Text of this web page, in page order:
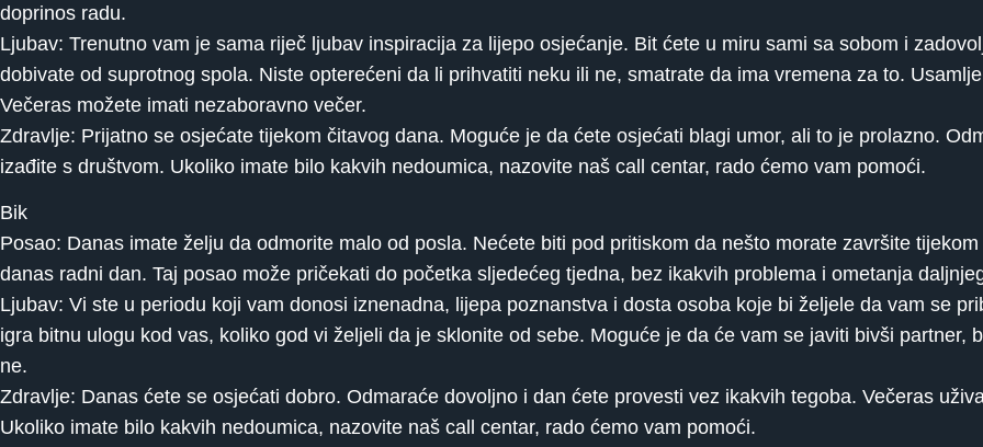
doprinos radu.
Ljubav: Trenutno vam je sama riječ ljubav inspiracija za lijepo osjećanje. Bit ćete u miru sami sa sobom i
dobivate od suprotnog spola. Niste opterećeni da li prihvatiti neku ili ne, smatrate da ima vremena za to.
Večeras možete imati nezaboravno večer.
Zdravlje: Prijatno se osjećate tijekom čitavog dana. Moguće je da ćete osjećati blagi umor, ali to je prolazno.
izađite s društvom. Ukoliko imate bilo kakvih nedoumica, nazovite naš call centar, rado ćemo vam pomoći.
Bik
Posao: Danas imate želju da odmorite malo od posla. Nećete biti pod pritiskom da nešto morate završite
danas radni dan. Taj posao može pričekati do početka sljedećeg tjedna, bez ikakvih problema i ometanja
Ljubav: Vi ste u periodu koji vam donosi iznenadna, lijepa poznanstva i dosta osoba koje bi željele da vam se
igra bitnu ulogu kod vas, koliko god vi željeli da je sklonite od sebe. Moguće je da će vam se javiti bivši partner,
ne.
Zdravlje: Danas ćete se osjećati dobro. Odmaraće dovoljno i dan ćete provesti vez ikakvih tegoba. Večeras
Ukoliko imate bilo kakvih nedoumica, nazovite naš call centar, rado ćemo vam pomoći.